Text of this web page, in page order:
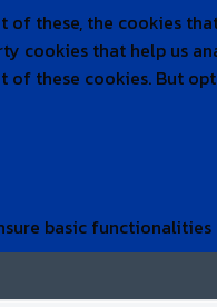
these, the cookies
that help us
these cookies. But
basic